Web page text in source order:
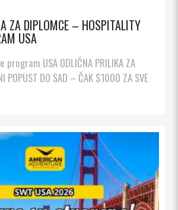
ZA DIPLOMCE – HOSPITALITY
USA
USA ODLIČNA PRILIKA ZA
POPUST DO SAD – ČAK $1000 ZA SVE